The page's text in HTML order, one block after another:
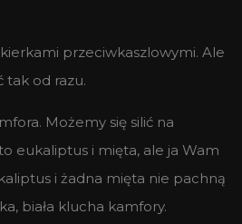
przeciwkaszlowymi. Ale
tak od razu.
Możemy się silić na
eukaliptus i mięta, ale ja Wam
i żadna mięta nie pachną
biała klucha kamfory.